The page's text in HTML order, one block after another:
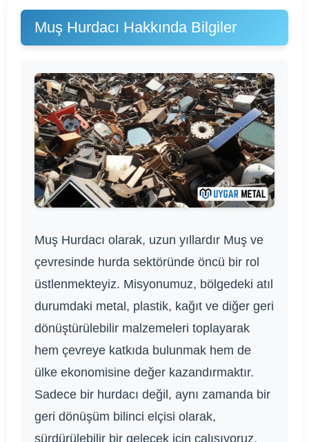
Muş Hurdacı Hakkında Bilgiler
Muş Hurdacı olarak, uzun yıllardır Muş ve
çevresinde hurda sektöründe öncü bir rol
üstlenmekteyiz. Misyonumuz, bölgedeki atıl
durumdaki metal, plastik, kağıt ve diğer geri
dönüştürülebilir malzemeleri toplayarak
hem çevreye katkıda bulunmak hem de
ülke ekonomisine değer kazandırmaktır.
Sadece bir hurdacı değil, aynı zamanda bir
geri dönüşüm bilinci elçisi olarak,
sürdürülebilir bir gelecek için çalışıyoruz.